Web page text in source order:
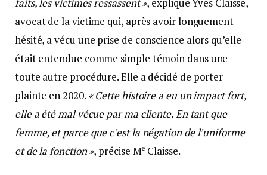
faits, les victimes ressassent », explique Yves Claisse,
avocat de la victime qui, après avoir longuement
hésité, a vécu une prise de conscience alors qu’elle
était entendue comme simple témoin dans une
toute autre procédure. Elle a décidé de porter
plainte en 2020. « Cette histoire a eu un impact fort,
elle a été mal vécue par ma cliente. En tant que
femme, et parce que c’est la négation de l’uniforme
et de la fonction », précise Me Claisse.